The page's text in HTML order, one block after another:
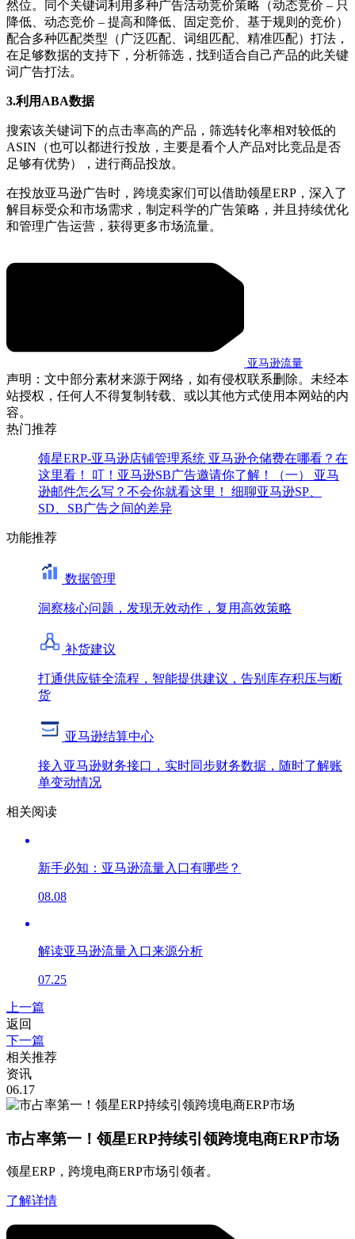
然位。同个关键词利用多种广告活动竞价策略（动态竞价 – 只
降低、动态竞价 – 提高和降低、固定竞价、基于规则的竞价）
配合多种匹配类型（广泛匹配、词组匹配、精准匹配）打法，
在足够数据的支持下，分析筛选，找到适合自己产品的此关键
词广告打法。
3.利用ABA数据
搜索该关键词下的点击率高的产品，筛选转化率相对较低的
ASIN（也可以都进行投放，主要是看个人产品对比竞品是否
足够有优势），进行商品投放。
在投放亚马逊广告时，跨境卖家们可以借助领星ERP，深入了
解目标受众和市场需求，制定科学的广告策略，并且持续优化
和管理广告运营，获得更多市场流量。
亚马逊流量
声明：文中部分素材来源于网络，如有侵权联系删除。未经本
站授权，任何人不得复制转载、或以其他方式使用本网站的内
容。
热门推荐
领星ERP-亚马逊店铺管理系统 亚马逊仓储费在哪看？在
这里看！ 叮！亚马逊SB广告邀请你了解！（一） 亚马
逊邮件怎么写？不会你就看这里！ 细聊亚马逊SP、
SD、SB广告之间的差异
功能推荐
数据管理
洞察核心问题，发现无效动作，复用高效策略
补货建议
打通供应链全流程，智能提供建议，告别库存积压与断
货
亚马逊结算中心
接入亚马逊财务接口，实时同步财务数据，随时了解账
单变动情况
相关阅读
新手必知：亚马逊流量入口有哪些？
08.08
解读亚马逊流量入口来源分析
07.25
上一篇
返回
下一篇
相关推荐
资讯
06.17
市占率第一！领星ERP持续引领跨境电商ERP市场
领星ERP，跨境电商ERP市场引领者。
了解详情